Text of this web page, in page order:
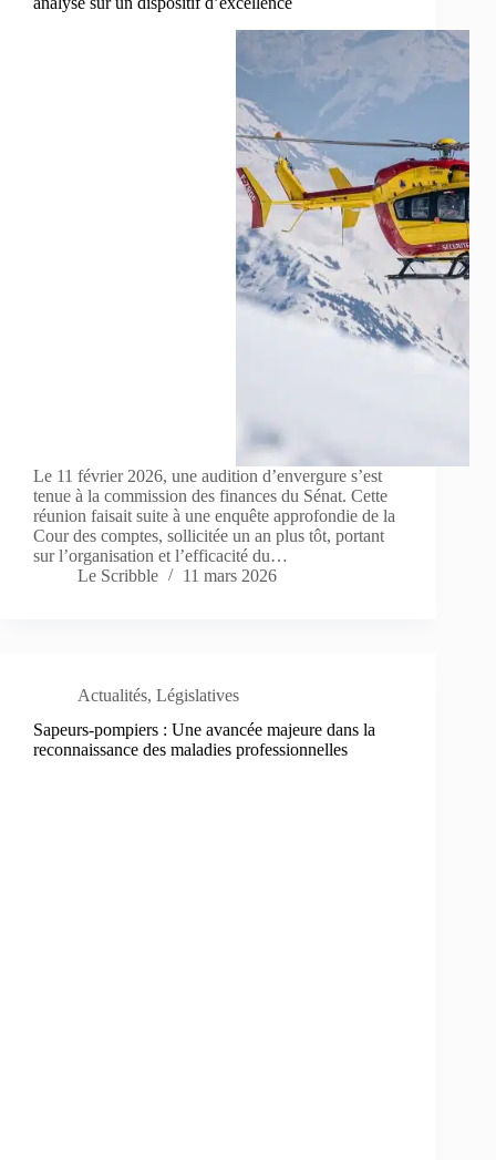
Le 11 février 2026, une audition d’envergure s’est
tenue à la commission des finances du Sénat. Cette
réunion faisait suite à une enquête approfondie de la
Cour des comptes, sollicitée un an plus tôt, portant
sur l’organisation et l’efficacité du…
Le Scribble
11 mars 2026
Actualités, Législatives
Sapeurs-pompiers : Une avancée majeure dans la
reconnaissance des maladies professionnelles